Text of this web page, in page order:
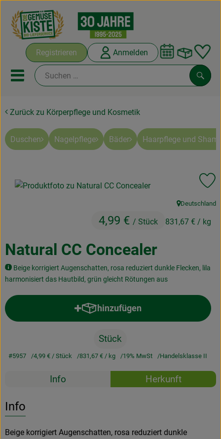
Registrieren Anmelden
Mobiles Menu öffnen oder
Abokisten
Kochboxen
Frisches
Naturkost
Drogerie
Rezepte
Nützliches
Zurück zu Körperpflege und Kosmetik
Duschen Nagelpflege Bäder Haarpflege und
Natural CC Concealer
Beige korrigiert Augenschatten, rosa reduziert dunkle Flecken, lila
harmonisiert das Hautbild, grün gleicht Rötungen aus
4,99 € / Stück 831,67 € / kg
, Herkunft:
Deutschland
hinzufügen
Produkt zum Warenkorb
Stück
#5957 4,99 €/ Stück 831,67 €/ kg 19% MwSt Handelsklasse II
Rezepte
Info Herkunft
Info
Beige korrigiert Augenschatten, rosa reduziert dunkle